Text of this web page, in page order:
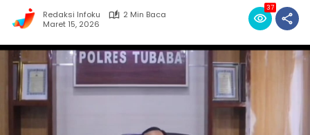
Redaksi Infoku
2 Min Baca
Maret 15, 2026
37